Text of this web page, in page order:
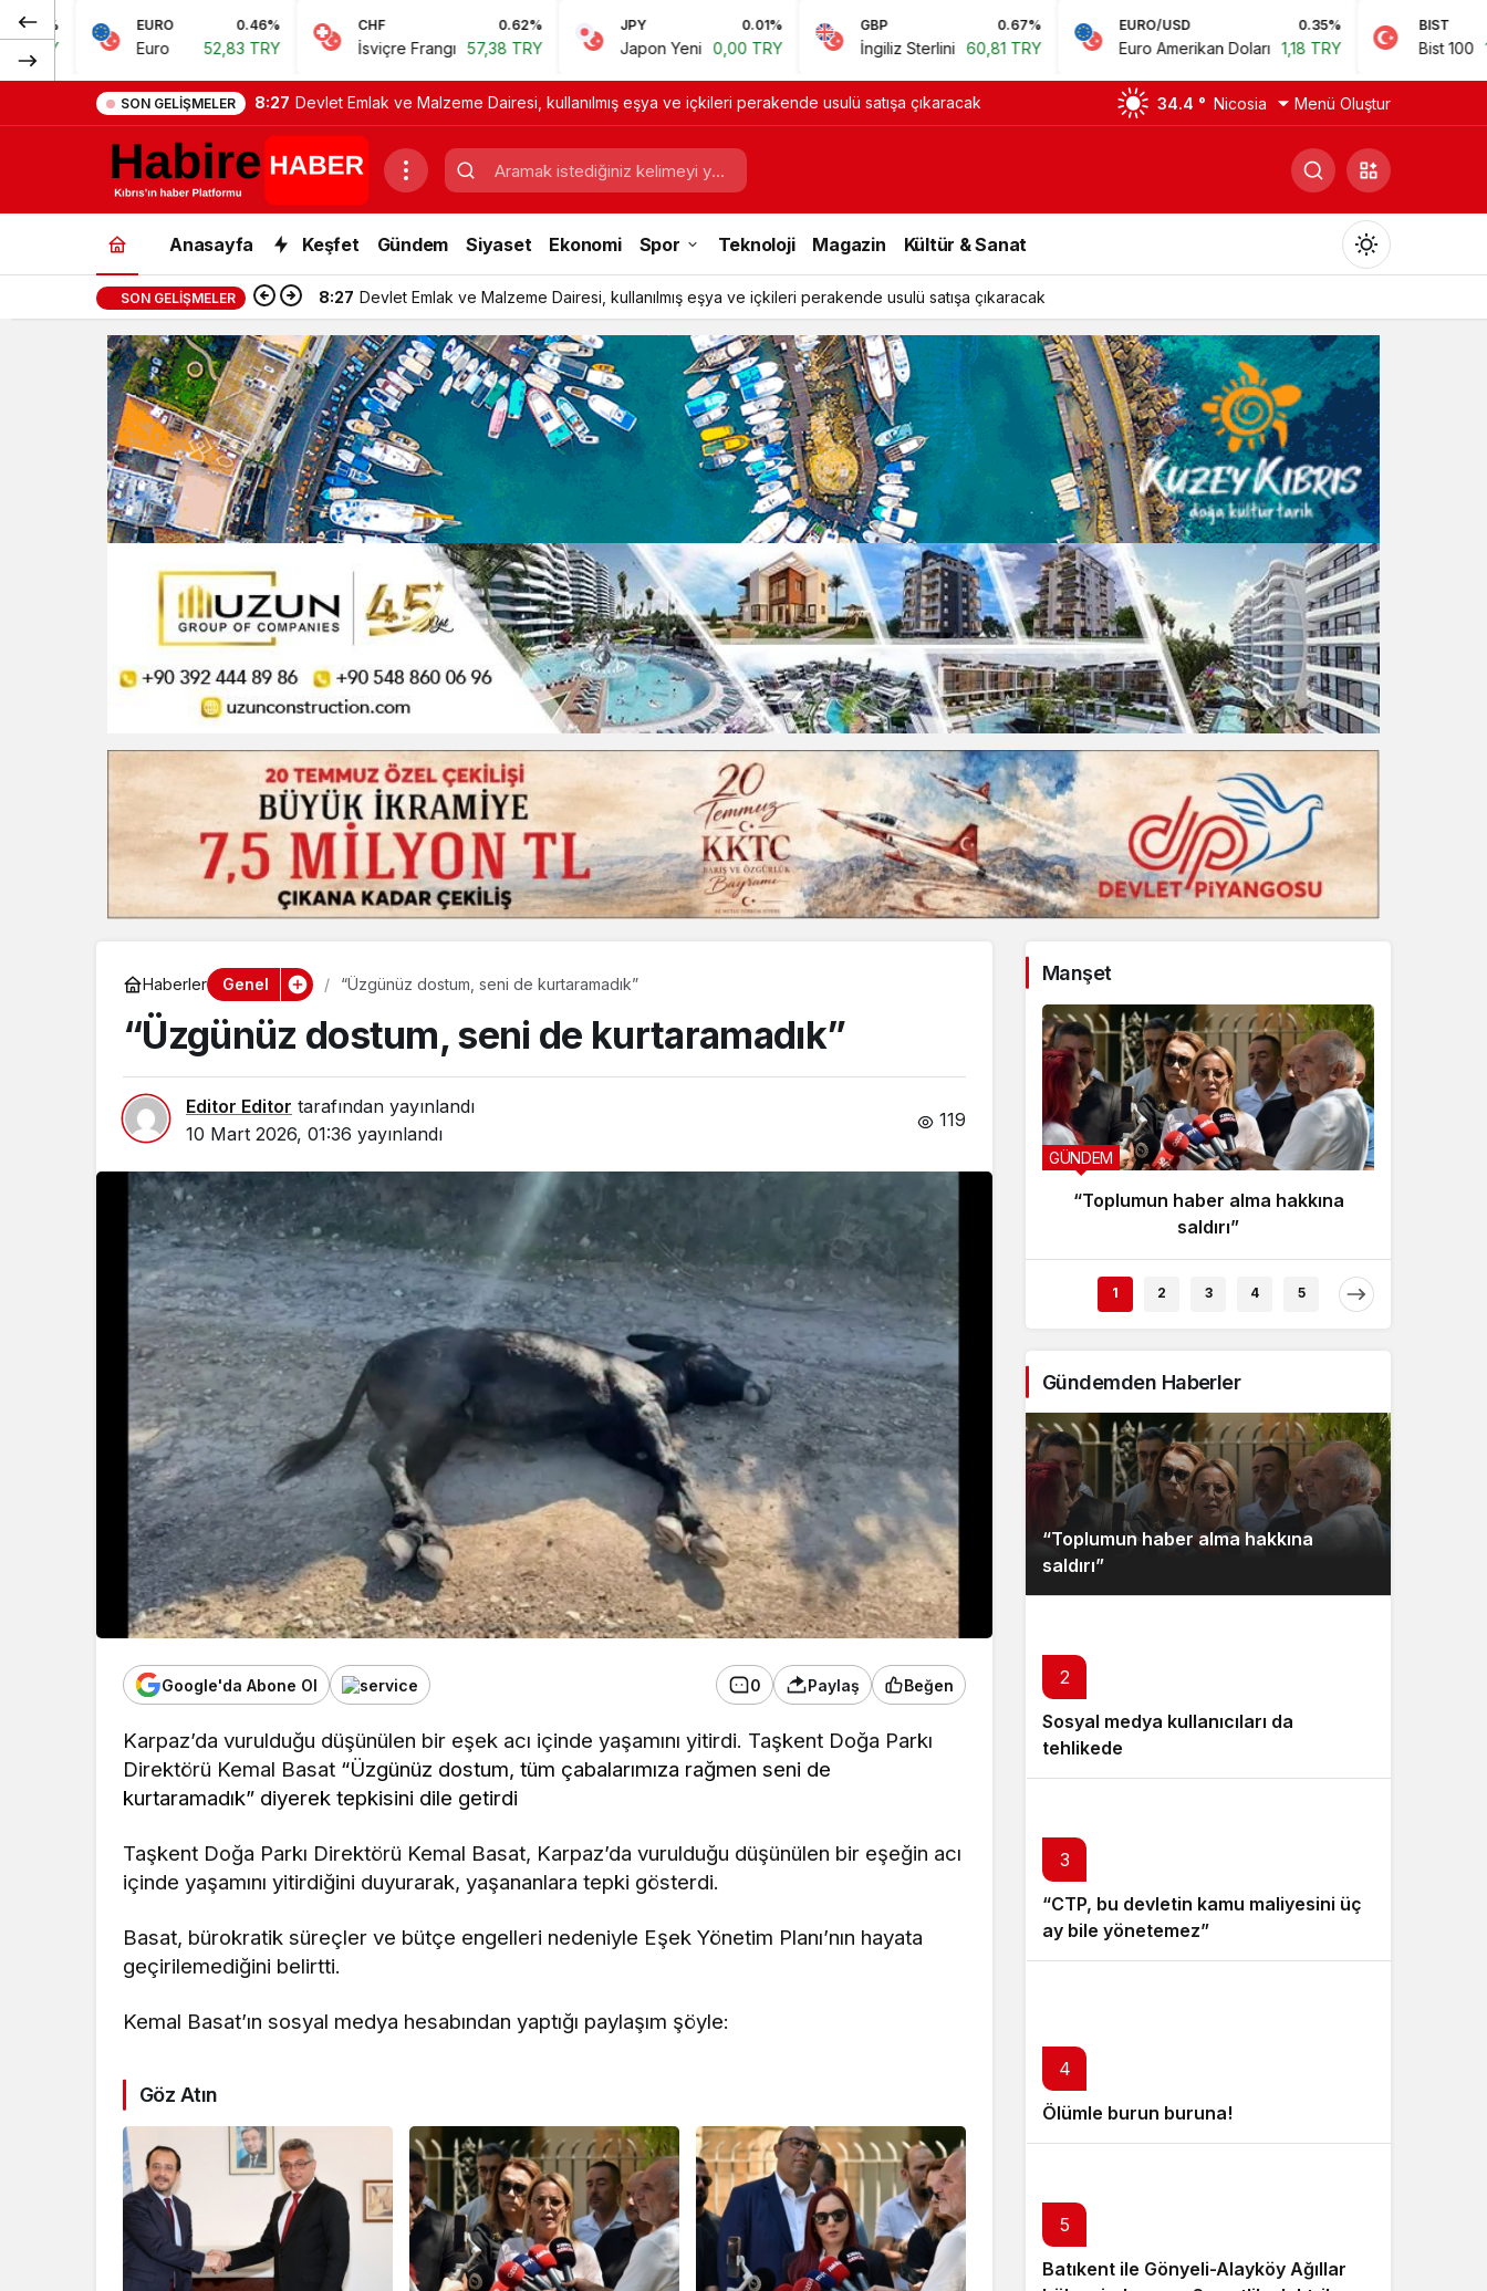
EURO 0.46%
52,83 TRY
CHF 0.62%
İsviçre Frangı 57,38 TRY
JPY 0.01%
Japon Yeni 0,00 TRY
GBP 0.67%
İngiliz Sterlini 60,81 TRY
EURO/USD 0.35%
Euro Amerikan Doları 1,18 TRY
BIST 0.78%
Bist 100 14.168,35 TRY
SON GELIŞMELER 8:27 Devlet Emlak ve Malzeme Dairesi, kullanılmış eşya ve içkileri perakende usulü satışa çıkaracak 34.4 ° Nicosia Menü Oluştur
Anasayfa Keşfet Gündem Siyaset Ekonomi Spor Teknoloji Magazin Kültür & Sanat
Gündüz Modu
Gündüz modunu seçin.
Gece Modu
Gece modunu seçin.
Sistem Modu
Sistem modunu seçin.
SON GELIŞMELER 8:27 Devlet Emlak ve Malzeme Dairesi, kullanılmış eşya ve içkileri perakende usulü satışa çıkaracak
Haberler Genel “Üzgünüz dostum, seni de kurtaramadık”
“Üzgünüz dostum, seni de kurtaramadık”
Editor Editor tarafından yayınlandı
10 Mart 2026, 01:36 yayınlandı
119
Google'da Abone Ol 0 Paylaş Beğen
Karpaz’da vurulduğu düşünülen bir eşek acı içinde yaşamını yitirdi. Taşkent Doğa Parkı
Direktörü Kemal Basat “Üzgünüz dostum, tüm çabalarımıza rağmen seni de
kurtaramadık” diyerek tepkisini dile getirdi
Taşkent Doğa Parkı Direktörü Kemal Basat, Karpaz’da vurulduğu düşünülen bir eşeğin acı
içinde yaşamını yitirdiğini duyurarak, yaşananlara tepki gösterdi.
Basat, bürokratik süreçler ve bütçe engelleri nedeniyle Eşek Yönetim Planı’nın hayata
geçirilemediğini belirtti.
Kemal Basat’ın sosyal medya hesabından yaptığı paylaşım şöyle:
Göz Atın
Manşet
GÜNDEM
“Toplumun haber alma hakkına
saldırı”
1 2 3 4 5
Gündemden Haberler
“Toplumun haber alma hakkına
saldırı”
2
Sosyal medya kullanıcıları da
tehlikede
3
“CTP, bu devletin kamu maliyesini üç
ay bile yönetemez”
4
Ölümle burun buruna!
5
Batıkent ile Gönyeli-Alayköy Ağıllar